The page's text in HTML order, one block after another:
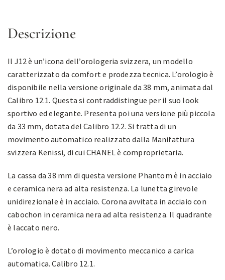
Descrizione
Il J12 è un’icona dell’orologeria svizzera, un modello
caratterizzato da comfort e prodezza tecnica. L’orologio è
disponibile nella versione originale da 38 mm, animata dal
Calibro 12.1. Questa si contraddistingue per il suo look
sportivo ed elegante. Presenta poi una versione più piccola
da 33 mm, dotata del Calibro 12.2. Si tratta di un
movimento automatico realizzato dalla Manifattura
svizzera Kenissi, di cui CHANEL è comproprietaria.
La cassa da 38 mm di questa versione Phantom è in acciaio
e ceramica nera ad alta resistenza. La lunetta girevole
unidirezionale è in acciaio. Corona avvitata in acciaio con
cabochon in ceramica nera ad alta resistenza. Il quadrante
è laccato nero.
L’orologio è dotato di movimento meccanico a carica
automatica. Calibro 12.1.